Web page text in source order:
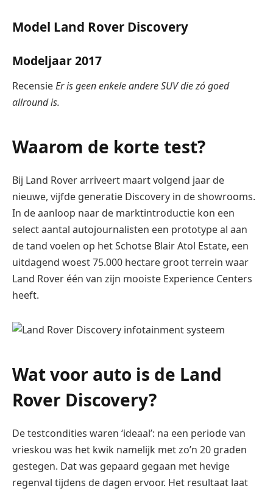
Model Land Rover Discovery
Modeljaar2017
RecensieEr is geen enkele andere SUV die zó goed
allround is.
Waarom de korte test?
Bij Land Rover arriveert maart volgend jaar de
nieuwe, vijfde generatie Discovery in de showrooms.
In de aanloop naar de marktintroductie kon een
select aantal autojournalisten een prototype al aan
de tand voelen op het Schotse Blair Atol Estate, een
uitdagend woest 75.000 hectare groot terrein waar
Land Rover één van zijn mooiste Experience Centers
heeft.
Wat voor auto is de Land
Rover Discovery?
De testcondities waren ‘ideaal’: na een periode van
vrieskou was het kwik namelijk met zo’n 20 graden
gestegen. Dat was gepaard gegaan met hevige
regenval tijdens de dagen ervoor. Het resultaat laat